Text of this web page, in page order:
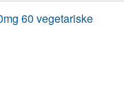
60 vegetariske